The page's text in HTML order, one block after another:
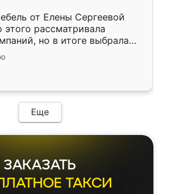
от Елены Сергеевой
этого рассматривала
но в итоге выбрала
условия, потом
всё спокойно объяснил
Изготовили в срок, с
на свое место без
Качеством осталась
выглядит так, как и ожидала.
Еще
ЗАКАЗАТЬ
ТАКСИ